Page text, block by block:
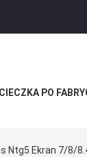
PO
Ntg5 Ekran 7/8/